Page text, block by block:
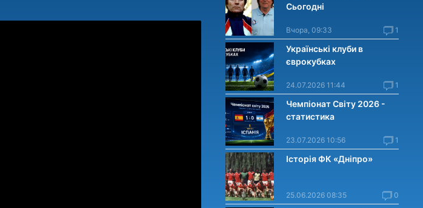
Сьогодні
Вчора, 09:33 1
Українські клуби в
єврокубках
24.07.2026 11:44 1
Чемпіонат Світу 2026 -
статистика
23.07.2026 10:56 1
Історія ФК «Дніпро»
25.06.2026 08:35 0